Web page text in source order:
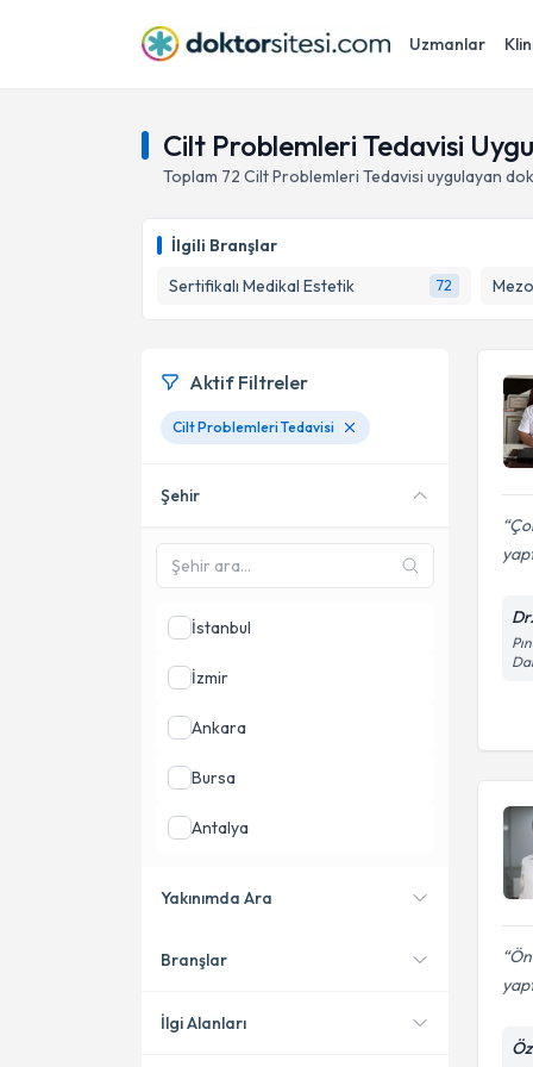
Uzmanlar
Cilt Problemleri Tedavisi
Toplam 72 Cilt Problemleri Tedavisi uygulayan
İlgili Branşlar
Sertifikalı Medikal Estetik
72
Aktif Filtreler
Cilt Problemleri Tedavisi
Şehir
İstanbul
İzmir
Ankara
Bursa
Antalya
Yakınımda Ara
Konumuma yakın uzmanları
Branşlar
İlgi Alanları